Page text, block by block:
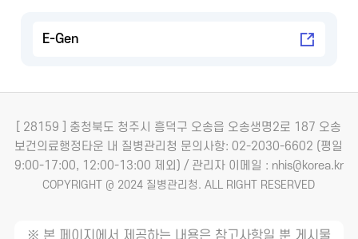
E-Gen
[ 28159 ] 충청북도 청주시 흥덕구 오송읍 오송생명2로 187 오송
보건의료행정타운 내 질병관리청 문의사항: 02-2030-6602 (평일
9:00-17:00, 12:00-13:00 제외) / 관리자 이메일 : nhis@korea.kr
COPYRIGHT @ 2024 질병관리청. ALL RIGHT RESERVED
※ 본 페이지에서 제공하는 내용은 참고사항일 뿐 게시물